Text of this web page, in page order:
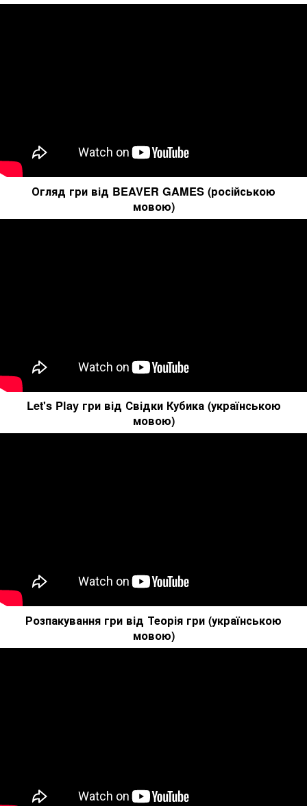
Огляд гри від BEAVER GAMES (російською
мовою)
Let's Play гри від Свідки Кубика (українською
мовою)
Розпакування гри від Теорія гри (українською
мовою)